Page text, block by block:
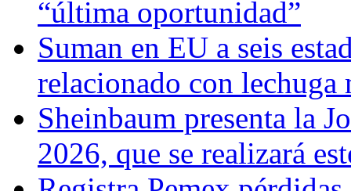
“última oportunidad”
Suman en EU a seis
relacionado con lechuga
Sheinbaum presenta la
2026, que se realizará